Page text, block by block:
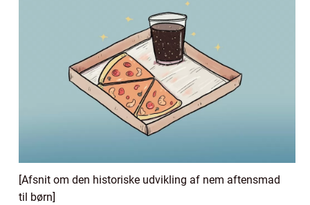
[Afsnit om den historiske udvikling af nem aftensmad
til børn]